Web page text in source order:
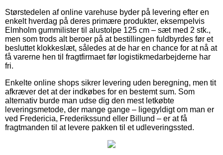
Størstedelen af online varehuse byder på levering efter en
enkelt hverdag på deres primære produkter, eksempelvis
Elmholm gummilister til alustolpe 125 cm – sæt med 2 stk.,
men som trods alt beroer på at bestillingen fuldbyrdes før et
besluttet klokkeslæt, således at de har en chance for at nå at
få varerne hen til fragtfirmaet før logistikmedarbejderne har
fri.
Enkelte online shops sikrer levering uden beregning, men tit
afkræver det at der indkøbes for en bestemt sum. Som
alternativ burde man udse dig den mest letkøbte
leveringsmetode, der mange gange – ligegyldigt om man er
ved Fredericia, Frederikssund eller Billund – er at få
fragtmanden til at levere pakken til et udleveringssted.